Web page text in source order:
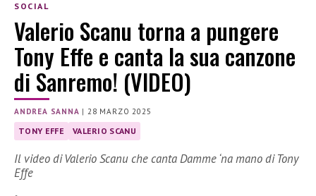
SOCIAL
Valerio Scanu torna a pungere
Tony Effe e canta la sua canzone
di Sanremo! (VIDEO)
ANDREA SANNA | 28 MARZO 2025
TONY EFFE VALERIO SCANU
Il video di Valerio Scanu che canta Damme ‘na mano di Tony
Effe